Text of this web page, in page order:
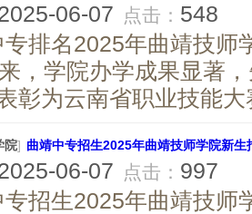
06-07 点击： 548
专排名2025年曲靖技师
，学院办学成果显著
彰为云南省职业技能
院] 曲靖中专招生2025年曲靖技师学院新生
06-07 点击： 997
专招生2025年曲靖技师